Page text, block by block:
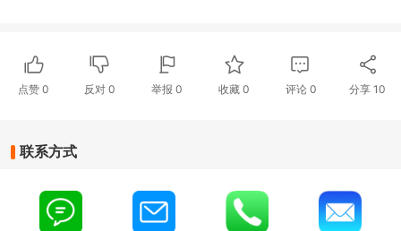
点赞 0 反对0 举报 0 收藏 0 评论 0 分享10
联系方式